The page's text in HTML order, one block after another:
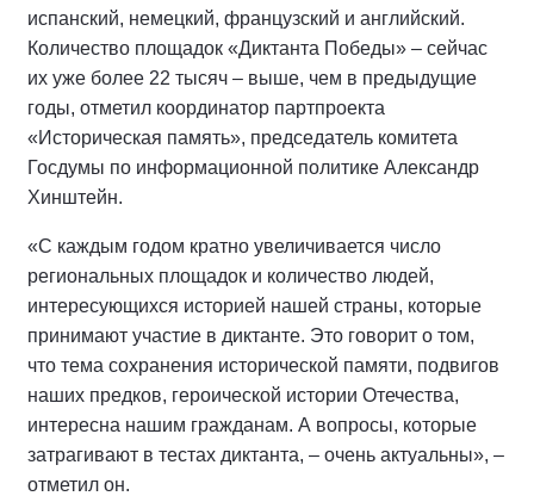
испанский, немецкий, французский и английский.
Количество площадок «Диктанта Победы» – сейчас
их уже более 22 тысяч – выше, чем в предыдущие
годы, отметил координатор партпроекта
«Историческая память», председатель комитета
Госдумы по информационной политике Александр
Хинштейн.
«С каждым годом кратно увеличивается число
региональных площадок и количество людей,
интересующихся историей нашей страны, которые
принимают участие в диктанте. Это говорит о том,
что тема сохранения исторической памяти, подвигов
наших предков, героической истории Отечества,
интересна нашим гражданам. А вопросы, которые
затрагивают в тестах диктанта, – очень актуальны», –
отметил он.